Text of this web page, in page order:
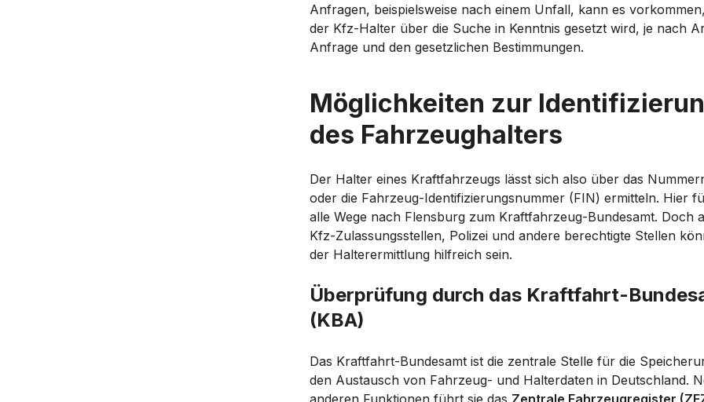
Anfragen, beispielsweise nach einem Unfall, kann es
der Kfz-Halter über die Suche in Kenntnis gesetzt wird, je nach
Anfrage und den gesetzlichen Bestimmungen.
Möglichkeiten zur
des Fahrzeughalters
Der Halter eines Kraftfahrzeugs lässt sich also über das
oder die Fahrzeug-Identifizierungsnummer (FIN) ermitteln. Hier
alle Wege nach Flensburg zum Kraftfahrzeug-Bundesamt. Doch
Kfz-Zulassungsstellen, Polizei und andere berechtigte Stellen
der Halterermittlung hilfreich sein.
Überprüfung durch das Kraftfahrt-
(KBA)
Das Kraftfahrt-Bundesamt ist die zentrale Stelle für die
den Austausch von Fahrzeug- und Halterdaten in Deutschland.